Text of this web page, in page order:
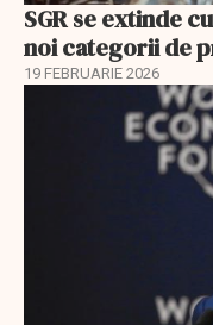
SGR se extinde
noi categorii de
19 FEBRUARIE 2026